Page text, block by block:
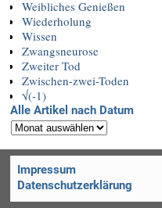
Weibliches Genießen
Wiederholung
Wissen
Zwangsneurose
Zweiter Tod
Zwischen-zwei-Toden
√(-1)
Alle Artikel nach Datum
Impressum
Datenschutzerklärung